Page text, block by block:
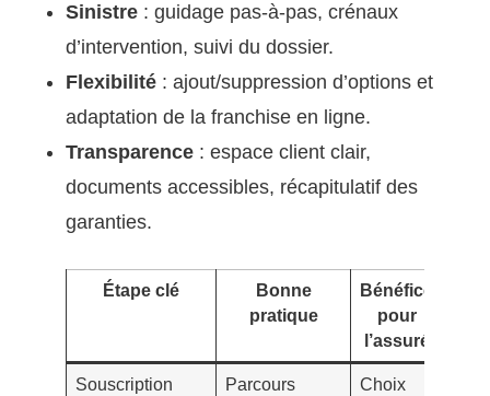
Sinistre : guidage pas-à-pas, crénaux
d’intervention, suivi du dossier.
Flexibilité : ajout/suppression d’options et
adaptation de la franchise en ligne.
Transparence : espace client clair,
documents accessibles, récapitulatif des
garanties.
Étape clé
Bonne
pratique
Bénéfice
pour
l’assuré
Souscription
Parcours
Choix